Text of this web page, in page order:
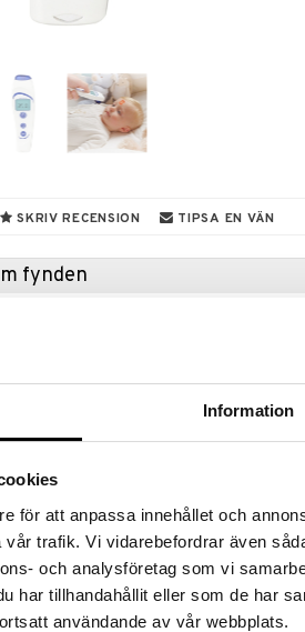
Information
för att anpassa innehållet och
trafik. Vi vidarebefordrar även
och analysföretag som vi
har tillhandahållit eller som de har
användande av vår webbplats.
SKRIV RECENSION TIPSA EN VÄN
fynden
fram till 31/8-2026, men var snabb - dina
kan fort ta slut!
»
febertermometer
säkerhet – helt utan beröring. Det
Så snabbt att man gärna tar tempen
är trenden man behöver mäta.